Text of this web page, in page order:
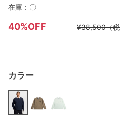
40%OFF ¥38,500（
カラー
在庫： 〇